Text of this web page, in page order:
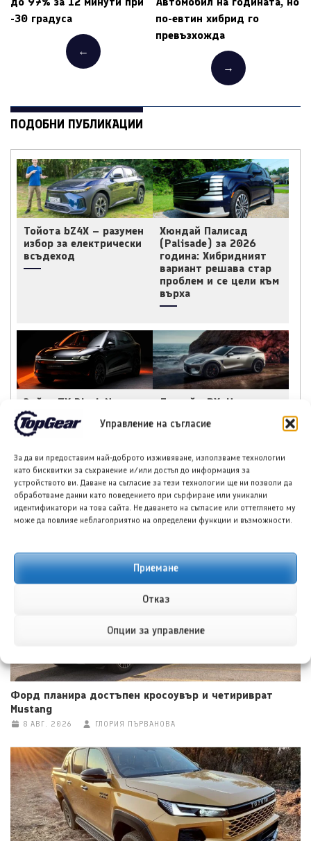
Управление на съгласие
За да ви предоставим най-доброто изживяване, използваме технологии
като бисквитки за съхранение и/или достъп до информация за
устройството ви. Даване на съгласие за тези технологии ще ни позволи да
обработваме данни като поведението при сърфиране или уникални
идентификатори на това сайта. Не даването на съгласие или оттеглянето му
може да повлияе неблагоприятно на определени функции и възможности.
Приемане
Отказ
Опции за управление
-30 градуса
←
по-евтин хибрид го
превъзхожда
→
ПОДОБНИ ПУБЛИКАЦИИ
Тойота bZ4X – разумен
избор за електрически
всъдеход
Хюндай Палисад
(Palisade) за 2026
година: Хибридният
вариант решава стар
проблем и се цели към
върха
Зийкр 7X Black Nova,
лимитирана серия от
200 бройки
Луксийд RX: Новият
585 к.с. и облик,
Форд планира достъпен кросоувър и четириврат
Mustang
8 АВГ. 2026 ГЛОРИЯ ПЪРВАНОВА